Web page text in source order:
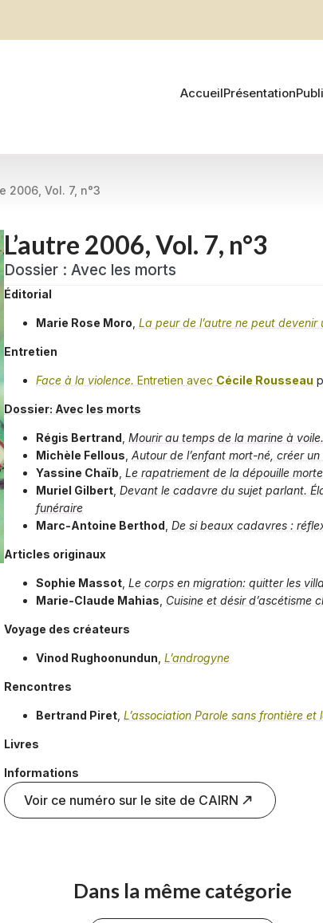
AccueilPrésentation
2006, Vol. 7, n°3
L’autre 2006, Vol. 7, n°3
Dossier : Avec les morts
Éditorial
Marie Rose Moro La peur de l’autre ne peut devenir
Entretien
Face à la violence. Entretien avec Cécile Rousseau
Dossier: Avec les morts
Régis Bertrand Mourir au temps de la marine à
Michèle Fellous Autour de l’enfant mort-né, créer
Yassine Chaïb Le rapatriement de la dépouille
Muriel Gilbert Devant le cadavre du sujet parlant.
funéraire
Marc-Antoine Berthod De si beaux cadavres :
Articles originaux
Sophie Massot Le corps en migration: quitter les
Marie-Claude Mahias Cuisine et désir d’ascétisme
Voyage des créateurs
Vinod Rughoonundun L’androgyne
Rencontres
Bertrand Piret L’association Parole sans frontière
Livres
Informations
Voir ce numéro sur le site de CAIRN
Dans la même catégorie